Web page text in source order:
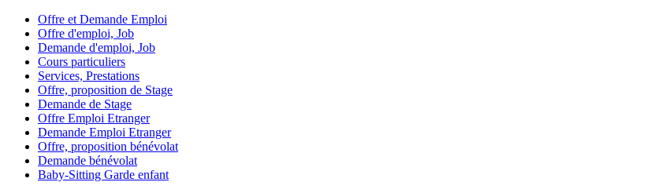
Offre et Demande Emploi
Offre d'emploi, Job
Demande d'emploi, Job
Cours particuliers
Services, Prestations
Offre, proposition de Stage
Demande de Stage
Offre Emploi Etranger
Demande Emploi Etranger
Offre, proposition bénévolat
Demande bénévolat
Baby-Sitting Garde enfant